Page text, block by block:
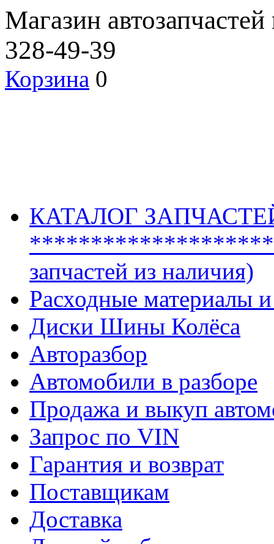
Магазин
328-49-39
Корзина 0
КАТАЛОГ
запчастей из наличия)
Расходные материалы
Диски Шины Колёса
Авторазбор
Автомобили в разборе
Продажа и выкуп
Запрос по VIN
Гарантия и возврат
Поставщикам
Доставка